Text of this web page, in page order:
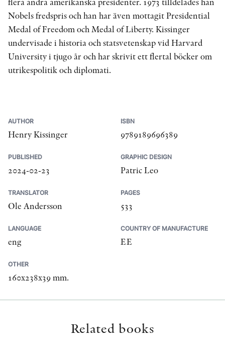
Nobels fredspris och han har även mottagit Presidential
Medal of Freedom och Medal of Liberty. Kissinger
undervisade i historia och statsvetenskap vid Harvard
University i tjugo år och har skrivit ett flertal böcker om
utrikespolitik och diplomati.
AUTHOR
Henry Kissinger
ISBN
9789189696389
PUBLISHED
2024-02-23
GRAPHIC DESIGN
Patric Leo
TRANSLATOR
Ole Andersson
PAGES
533
LANGUAGE
eng
COUNTRY OF MANUFACTURE
EE
OTHER
160x238x39 mm.
Related books